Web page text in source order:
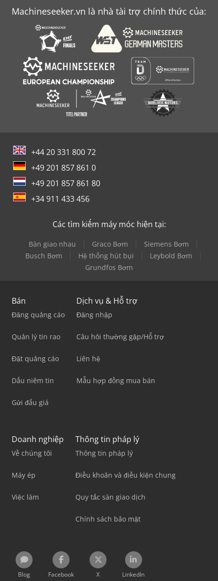
Machineseeker.vn là nhà tài trợ chính thức của:
+44 20 331 800 72
+49 201 857 861 0
+49 201 857 861 80
+34 911 433 456
Các tìm kiếm máy móc hiện tại:
Bàn giao nhau Graco Bơm
Siemens Bơm
Busch Bơm
Hệ thống hút bụi
Leybold Bơm
Grundfos Bơm
Bán
Đăng quảng cáo
Quản lý tin rao
Đặt quảng cáo
Dấu niêm tin
Gửi đấu giá
Dịch vụ & Hỗ trợ
Đăng nhập
Câu hỏi thường gặp/Hỗ trợ
Liên hệ
Mẫu hợp đồng mua bán
Doanh nghiệp
Về chúng tôi
Máy ép
Việc làm
Thông tin pháp lý
Thông tin pháp lý
Điều khoản và điều kiện chung
Quy tắc sàn giao dịch
Chính sách bảo mật
Blog Facebook X LinkedIn